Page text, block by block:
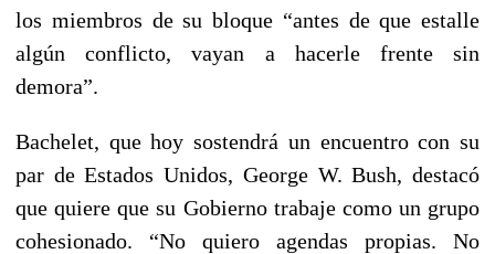
los miembros de su bloque “antes de que estalle
algún conflicto, vayan a hacerle frente sin
demora”.
Bachelet, que hoy sostendrá un encuentro con su
par de Estados Unidos, George W. Bush, destacó
que quiere que su Gobierno trabaje como un grupo
cohesionado. “No quiero agendas propias. No